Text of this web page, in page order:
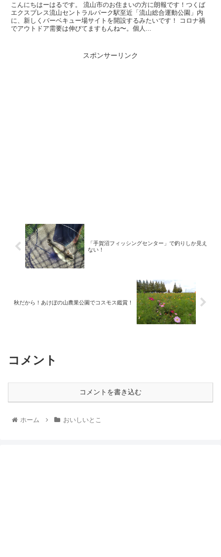
こんにちはーはるです。 流山市のお住まいの方に朗報です！つくば
エクスプレス流山セントラルパーク駅至近「流山総合運動公園」内
に、新しくバーベキュー場サイトを開設するみたいです！ コロナ禍
でアウトドア需要は伸びてますもんね〜。個人...
スポンサーリンク
「手賀沼フィッシングセンター」で釣りしか見え
ない！
秋だから！あけぼの山農業公園でコスモス鑑賞！
コメント
コメントを書き込む
ホーム おいしいとこ